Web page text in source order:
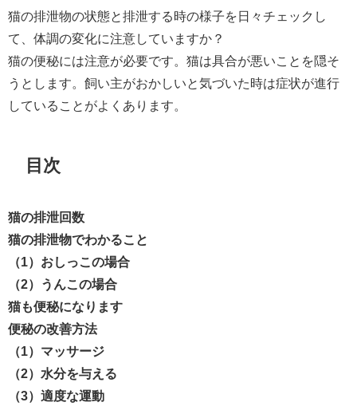
猫の排泄物の状態と排泄する時の様子を日々チェックし
て、体調の変化に注意していますか？
猫の便秘には注意が必要です。猫は具合が悪いことを隠そ
うとします。飼い主がおかしいと気づいた時は症状が進行
していることがよくあります。
目次
猫の排泄回数
猫の排泄物でわかること
（1）おしっこの場合
（2）うんこの場合
猫も便秘になります
便秘の改善方法
（1）マッサージ
（2）水分を与える
（3）適度な運動